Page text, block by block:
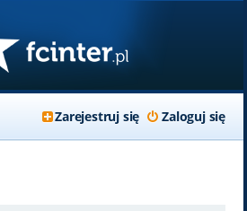
Zaloguj się
Zarejestruj się